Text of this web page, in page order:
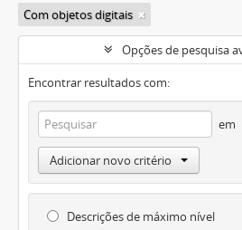
Com objetos digitais
Opções de pesquisa
Encontrar resultados com:
em
Adicionar novo critério
Descrições de máximo nível